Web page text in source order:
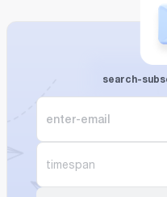
search-
timespan